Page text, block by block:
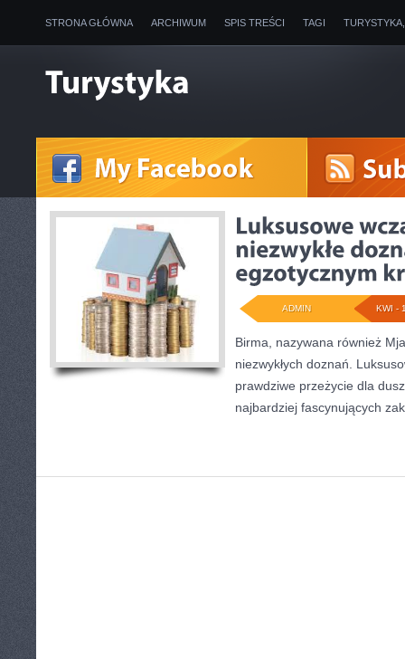
STRONA GŁÓWNA ARCHIWUM SPIS TREŚCI TAGI
KWI -
ADMIN
Birma, nazywana również
niezwykłych doznań.
prawdziwe przeżycie dla
najbardziej fascynujących